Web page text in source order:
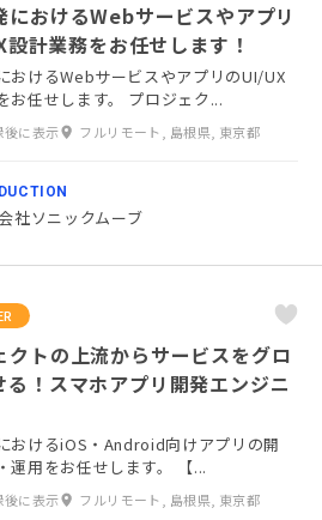
におけるWebサービスやアプリ
計業務をお任せします！
おけるWebサービスやアプリのUI/UX
お任せします。 プロジェク...
後に表示 フルリモート, 島根県, 東京都
社ソニックムーブ
クトの上流からサービスをグロ
る！スマホアプリ開発エンジニ
おけるiOS・Android向けアプリの開
発・設計・運用をお任せします。 【...
後に表示 フルリモート, 島根県, 東京都